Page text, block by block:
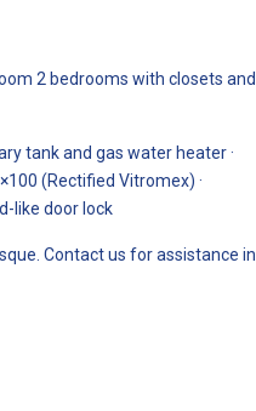
2 bedrooms with closets and
tank and gas water heater ·
(Rectified Vitromex) ·
like door lock
Contact us for assistance in